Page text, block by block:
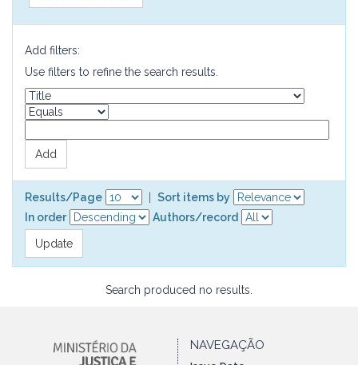
Add filters:
Use filters to refine the search results.
Results/Page
Sort items by
In order
Authors/record
Search produced no results.
NAVEGAÇÃO